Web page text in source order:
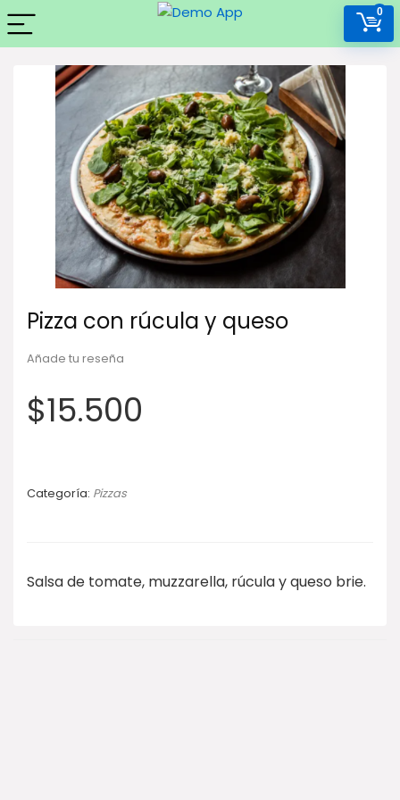
0
Pizza con rúcula y queso
Añade tu reseña
$15.500
Categoría: Pizzas
Salsa de tomate, muzzarella, rúcula y queso brie.